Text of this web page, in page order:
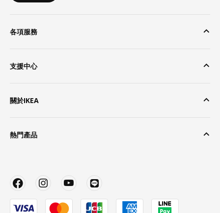
各項服務
支援中心
關於IKEA
熱門產品